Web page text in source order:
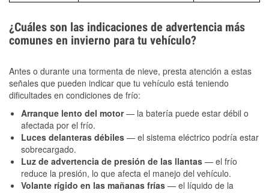
¿Cuáles son las indicaciones de advertencia más
comunes en invierno para tu vehículo?
Antes o durante una tormenta de nieve, presta atención a estas
señales que pueden indicar que tu vehículo está teniendo
dificultades en condiciones de frío:
Arranque lento del motor— la batería puede estar débil o
afectada por el frío.
Luces delanteras débiles — el sistema eléctrico podría estar
sobrecargado.
Luz de advertencia de presión de las llantas — el frío
reduce la presión, lo que afecta el manejo del vehículo.
Volante rígido en las mañanas frías — el líquido de la